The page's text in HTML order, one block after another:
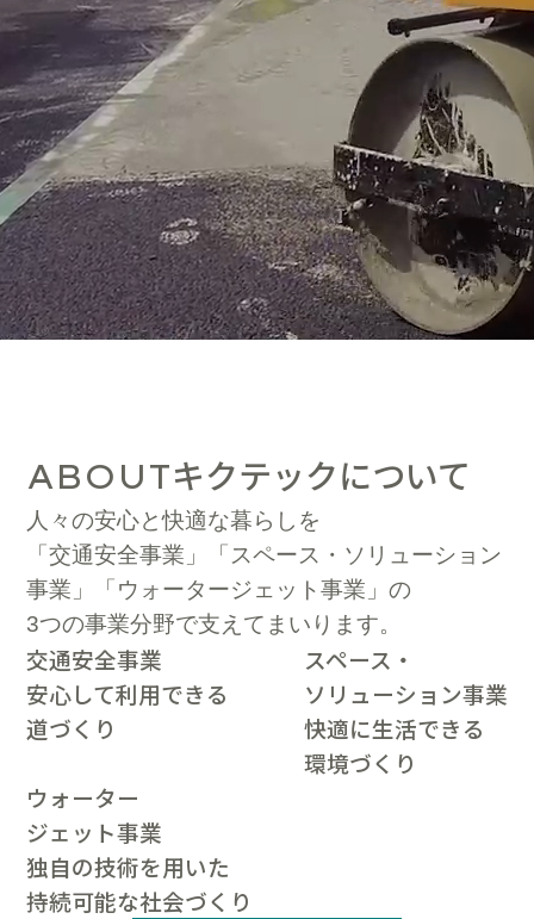
ABOUTキクテックについて
人々の安心と快適な暮らしを
「交通安全事業」「スペース・ソリューション
事業」「ウォータージェット事業」の
3つの事業分野で支えてまいります。
交通安全事業
安心して利用できる
道づくり
スペース・
ソリューション事業
快適に生活できる
環境づくり
ウォーター
ジェット事業
独自の技術を用いた
持続可能な社会づくり